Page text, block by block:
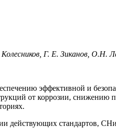
Г. Е. Зиканов, О.Н.
эффективной и
от коррозии,
действующих стан­дартов,